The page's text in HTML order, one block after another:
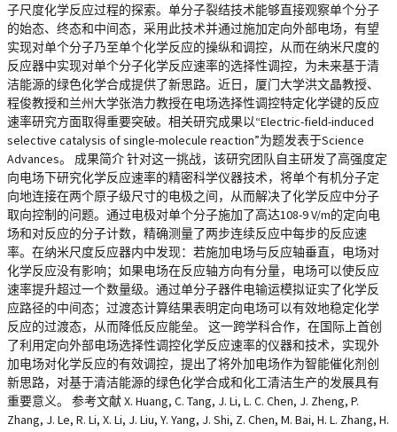
子尺度化学反应过程的探索。单分子裂结技术能够直接观察单个分子
的始态、终态和中间态，采用此技术并通过施加定向外部电场，有望
实现对单个分子乃至单个化学反应的操纵和调控，从而在纳米尺度的
反应器中实现对单个分子化学反应速率的选择性调控，为未来基于清
洁能源的绿色化学合成提供了新思路。近日，厦门大学洪文晶教授、
程俊教授和兰州大学张浩力教授在电场选择性调控特定化学键的反应
速率研究方面取得重要突破。相关研究成果以“Electric-field-induced
selective catalysis of single-molecule reaction”为题发表于Science
Advances。 成果简介 针对这一挑战，该研究团队自主研发了高强度定
向电场下研究化学反应速率的精密科学仪器技术，将单个有机分子定
向地连接在两个原子级尺寸的电极之间，从而解决了化学反应中分子
取向控制的问题。通过电极对单个分子施加了高达108-9 V/m的定向电
场和对反应的分子计数，精确测量了两步连续反应中每步的反应速
率。在纳米尺度反应器内中发现：若施加电场与反应轴垂直，电场对
化学反应没有影响；如果电场在反应轴方向有分量，电场可以使反应
速率提升超过一个数量级。通过单分子器件电输运模拟证实了化学反
应路径的中间态；过渡态计算结果表明定向电场可以有效地稳定化学
反应的过渡态，从而降低反应能垒。 这一跨学科合作，在国际上首创
了利用定向外部电场选择性调控化学反应速率的仪器和技术，实现外
加电场对化学反应的有效调控，提出了将外加电场作为智能催化剂创
新思路，对基于清洁能源的绿色化学合成和化工清洁生产的发展具有
重要意义。 参考文献 X. Huang, C. Tang, J. Li, L. C. Chen, J. Zheng, P.
Zhang, J. Le, R. Li, X. Li, J. Liu, Y. Yang, J. Shi, Z. Chen, M. Bai, H. L. Zhang, H.